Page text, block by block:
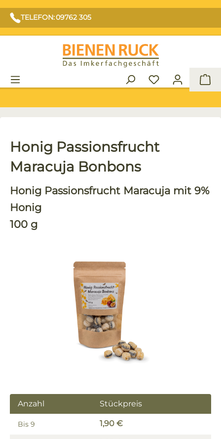
TELEFON: 09762 305
Honig Passionsfrucht
Maracuja Bonbons
Honig Passionsfrucht Maracuja mit 9%
Honig
100 g
Bildergalerie überspringen
Anzahl Stückpreis
Bis 9 1,90 €